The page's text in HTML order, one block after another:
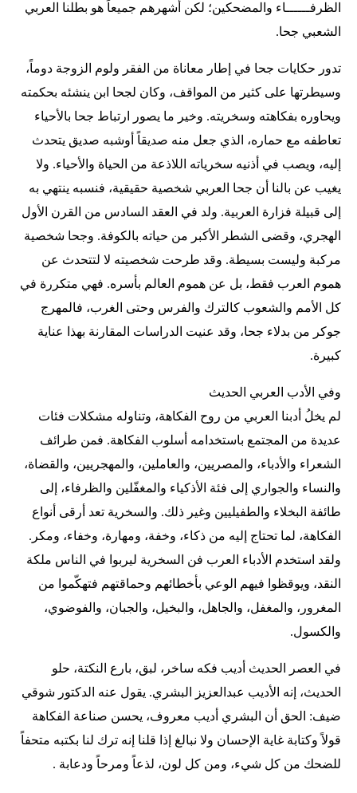
الظرفــــــاء والمضحكين؛ لكن أشهرهم جميعاً هو بطلنا العربي
الشعبي جحا.
تدور حكايات جحا في إطار معاناة من الفقر ولوم الزوجة دوماً،
وسيطرتها على كثير من المواقف، وكان لجحا ابن ينشئه بحكمته
ويحاوره بفكاهته وسخريته. وخير ما يصور ارتباط جحا بالأحياء
تعاطفه مع حماره، الذي جعل منه صديقاً أوشبه صديق يتحدث
إليه، ويصب في أذنيه سخرياته اللاذعة من الحياة والأحياء. ولا
يغيب عن بالنا أن جحا العربي شخصية حقيقية، فنسبه ينتهي به
إلى قبيلة فزارة العربية. ولد في العقد السادس من القرن الأول
الهجري، وقضى الشطر الأكبر من حياته بالكوفة. وجحا شخصية
مركبة وليست بسيطة. وقد طرحت شخصيته لا لتتحدث عن
هموم العرب فقط، بل عن هموم العالم بأسره. فهي متكررة في
كل الأمم والشعوب كالترك والفرس وحتى الغرب، فالمهرج
جوكر من بدلاء جحا، وقد عنيت الدراسات المقارنة بهذا عناية
كبيرة.
وفي الأدب العربي الحديث
لم يخلُ أدبنا العربي من روح الفكاهة، وتناوله مشكلات فئات
عديدة من المجتمع باستخدامه أسلوب الفكاهة. فمن طرائف
الشعراء والأدباء، والمصريين، والعاملين، والمهجريين، والقضاة،
والنساء والجواري إلى فئة الأذكياء والمغفّلين والظرفاء، إلى
طائفة البخلاء والطفيليين وغير ذلك. والسخرية تعد أرقى أنواع
الفكاهة، لما تحتاج إليه من ذكاء، وخفة، ومهارة، وخفاء، ومكر.
ولقد استخدم الأدباء العرب فن السخرية ليربوا في الناس ملكة
النقد، ويوقظوا فيهم الوعي بأخطائهم وحماقتهم فتهكّموا من
المغرور، والمغفل، والجاهل، والبخيل، والجبان، والفوضوي،
والكسول.
في العصر الحديث أديب فكه ساخر، لبق، بارع النكتة، حلو
الحديث، إنه الأديب عبدالعزيز البشري. يقول عنه الدكتور شوقي
ضيف: الحق أن البشري أديب معروف، يحسن صناعة الفكاهة
قولاً وكتابة غاية الإحسان ولا نبالغ إذا قلنا إنه ترك لنا بكتبه متحفاً
للضحك من كل شيء، ومن كل لون، لذعاً ومرحاً ودعابة .